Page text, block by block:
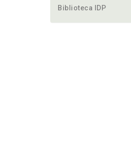
Biblioteca IDP